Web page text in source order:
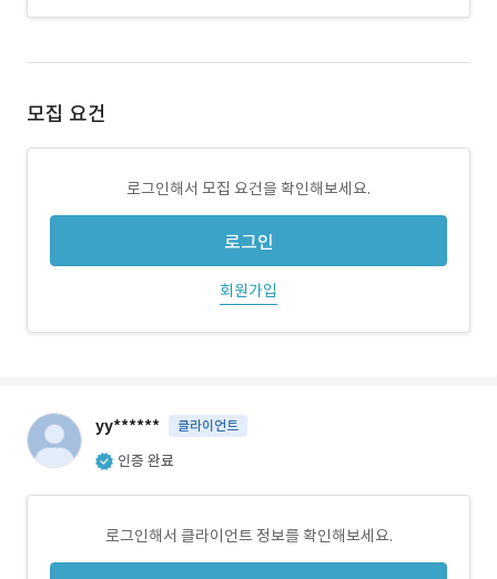
모집 요건
로그인해서 모집 요건을 확인해보세요.
로그인
회원가입
yy****** 클라이언트
인증 완료
로그인해서 클라이언트 정보를 확인해보세요.